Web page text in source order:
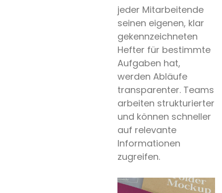
jeder Mitarbeitende
seinen eigenen, klar
gekennzeichneten
Hefter für bestimmte
Aufgaben hat,
werden Abläufe
transparenter. Teams
arbeiten strukturierter
und können schneller
auf relevante
Informationen
zugreifen.